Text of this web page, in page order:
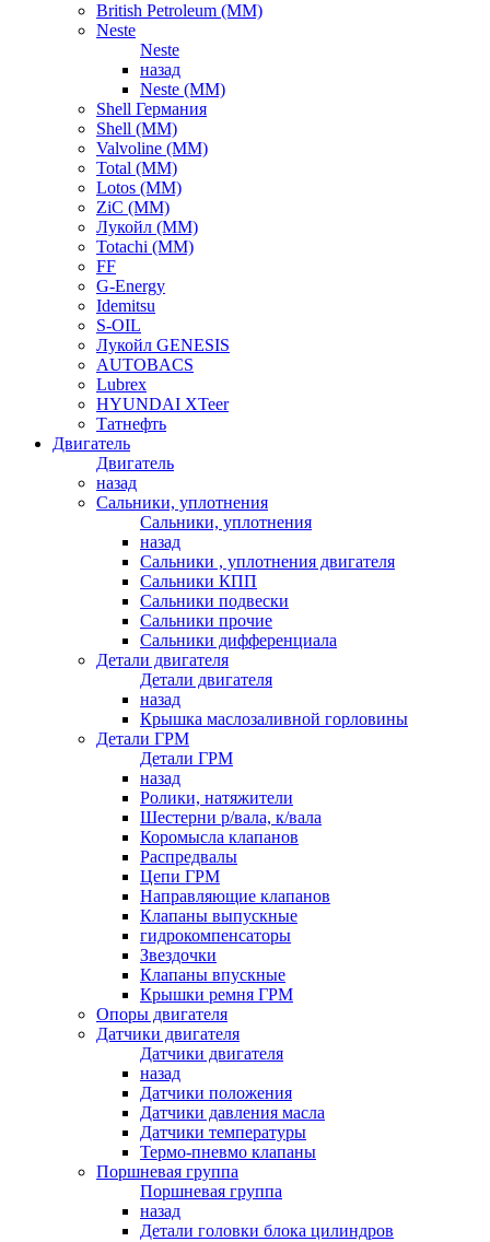
British Petroleum (ММ)
Neste
Neste
назад
Neste (ММ)
Shell Германия
Shell (ММ)
Valvoline (ММ)
Total (ММ)
Lotos (ММ)
ZiC (ММ)
Лукойл (ММ)
Totachi (MM)
FF
G-Energy
Idemitsu
S-OIL
Лукойл GENESIS
AUTOBACS
Lubrex
HYUNDAI XTeer
Татнефть
Двигатель
Двигатель
назад
Сальники, уплотнения
Сальники, уплотнения
назад
Сальники , уплотнения двигателя
Сальники КПП
Сальники подвески
Сальники прочие
Сальники дифференциала
Детали двигателя
Детали двигателя
назад
Крышка маслозаливной горловины
Детали ГРМ
Детали ГРМ
назад
Ролики, натяжители
Шестерни р/вала, к/вала
Коромысла клапанов
Распредвалы
Цепи ГРМ
Направляющие клапанов
Клапаны выпускные
гидрокомпенсаторы
Звездочки
Клапаны впускные
Крышки ремня ГРМ
Опоры двигателя
Датчики двигателя
Датчики двигателя
назад
Датчики положения
Датчики давления масла
Датчики температуры
Термо-пневмо клапаны
Поршневая группа
Поршневая группа
назад
Детали головки блока цилиндров